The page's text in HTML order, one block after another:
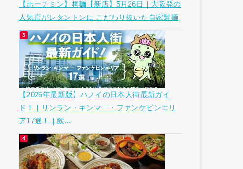
【ホーチミン】桐麺【新店】5月26日｜大阪発の
人気店がレタントンに こだわり抜いた自家製麺
【2026年最新版】ハノイの日本人街最新ガイ
ド！｜リンラン・キンマ―・ファンケビンエリ
ア17選！｜飲...